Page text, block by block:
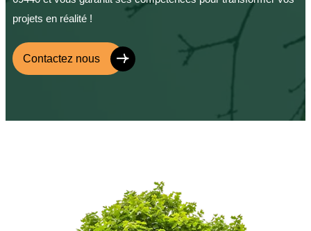
projets en réalité !
Contactez nous